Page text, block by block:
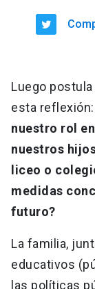
Luego
esta reflexión:
nuestro rol
nuestros
liceo o
medidas
futuro?
La familia,
educativos
las políticas